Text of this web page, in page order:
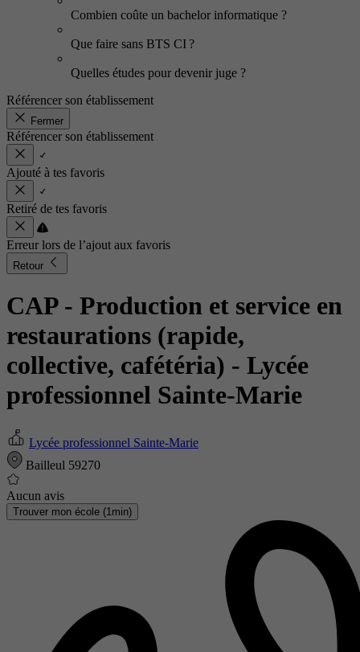
Combien coûte un bachelor informatique ?
Que faire sans BTS CI ?
Quelles études pour devenir juge ?
Référencer son établissement
Fermer
Référencer son établissement
Ajouté à tes favoris
Retiré de tes favoris
Erreur lors de l’ajout aux favoris
Retour
CAP - Production et service en
restaurations (rapide,
collective, cafétéria) - Lycée
professionnel Sainte-Marie
Lycée professionnel Sainte-Marie
Bailleul 59270
Aucun avis
Trouver mon école (1min)